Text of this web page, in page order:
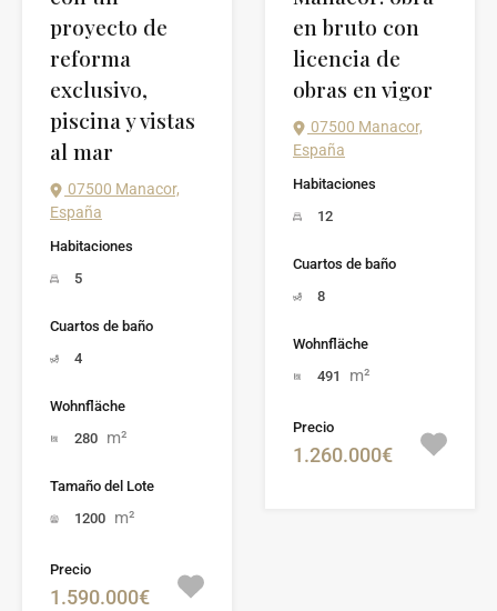
proyecto de
reforma
exclusivo,
piscina y vistas
al mar
07500 Manacor,
España
Habitaciones
5
Cuartos de baño
4
Wohnfläche
280 m²
Tamaño del Lote
1200 m²
Precio
1.590.000€
en bruto con
licencia de
obras en vigor
07500 Manacor,
España
Habitaciones
12
Cuartos de baño
8
Wohnfläche
491
m²
Precio
1.260.000€